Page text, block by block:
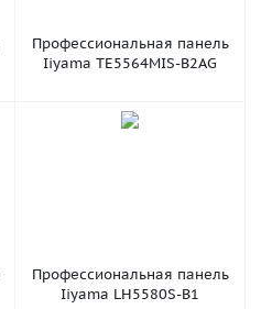
Профессиональная панель
Iiyama TE5564MIS-B2AG
Профессиональная панель
Iiyama LH5580S-B1